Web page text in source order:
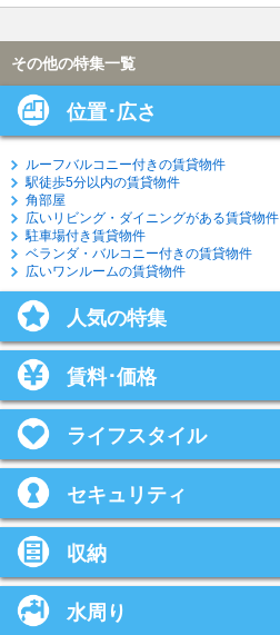
その他の特集一覧
位置･広さ
ルーフバルコニー付きの賃貸物件
駅徒歩5分以内の賃貸物件
角部屋
広いリビング・ダイニングがある賃貸物件
駐車場付き賃貸物件
ベランダ・バルコニー付きの賃貸物件
広いワンルームの賃貸物件
人気の特集
賃料･価格
ライフスタイル
セキュリティ
収納
水周り